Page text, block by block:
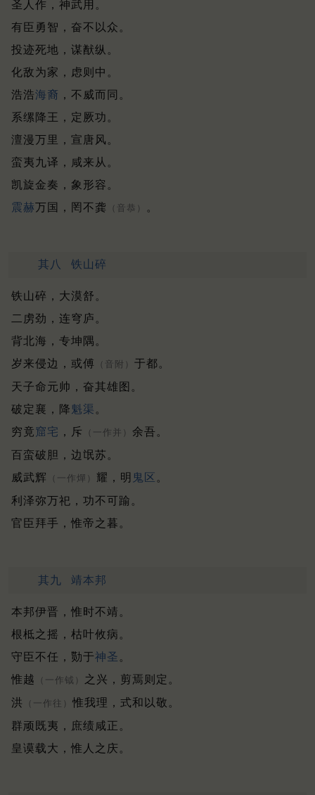
圣人作，神武用。
有臣勇智，奋不以众。
投迹死地，谋猷纵。
化敌为家，虑则中。
浩浩海裔 ，不威而同。
系缧降王，定厥功。
澶漫万里，宣唐风。
蛮夷九译，咸来从。
凯旋金奏，象形容。
震赫万国，罔不龚 （音恭） 。
其八 铁山碎
铁山碎，大漠舒。
二虏劲，连穹庐。
背北海，专坤隅。
岁来侵边，或傅 （音附） 于都。
天子命元帅，奋其雄图。
破定襄，降 魁渠 。
穷竟窟宅 ，斥 （一作并） 余吾。
百蛮破胆，边氓苏。
威武辉
（一作燀） 耀，明 鬼区 。
利泽弥万祀，功不可踰。
官臣拜手，惟帝之暮。
其九 靖本邦
本邦伊晋，惟时不靖。
根柢之摇，枯叶攸病。
守臣不任，勚于神圣 。
惟越
（一作钺）
之兴，剪焉则定。
洪
（一作往） 惟我理，式和以敬。
群顽既夷，庶绩咸正。
皇谟载大，惟人之庆。